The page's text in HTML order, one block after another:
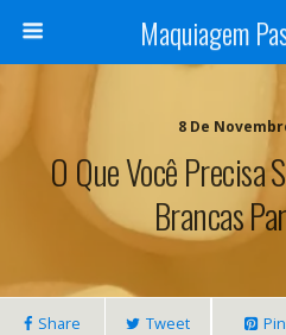
Maquiagem
8 De
O Que Você Precisa
Brancas
Share Tweet Pin